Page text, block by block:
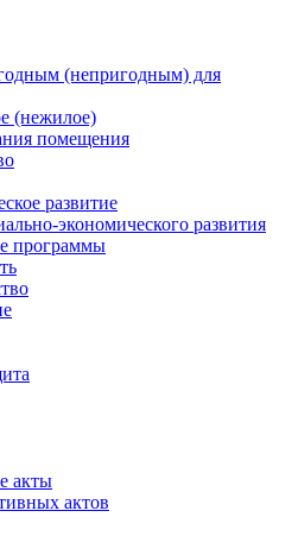
(непригодным) для
(нежилое)
помещения
развитие
экономического развития
программы
акты
актов